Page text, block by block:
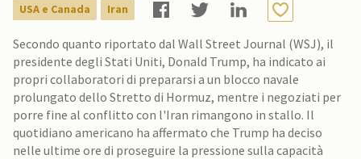
USA e Canada Iran
Secondo quanto riportato dal Wall Street Journal (WSJ), il
presidente degli Stati Uniti, Donald Trump, ha indicato ai
propri collaboratori di prepararsi a un blocco navale
prolungato dello Stretto di Hormuz, mentre i negoziati per
porre fine al conflitto con l'Iran rimangono in stallo. Il
quotidiano americano ha affermato che Trump ha deciso
nelle ultime ore di proseguire la pressione sulla capacità